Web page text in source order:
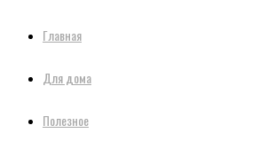
Главная
Для дома
Полезное